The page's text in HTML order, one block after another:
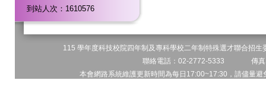
到站人次：1610576
115 學年度科技校院四年制及專科學校二年制特殊選才聯合
聯絡電話：02-2772-5333 傳
本會網路系統維護更新時間為每日17:00~17:30，請儘量